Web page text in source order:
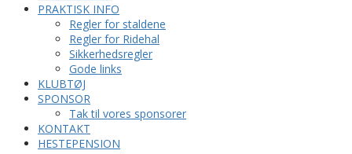
PRAKTISK INFO
Regler for staldene
Regler for Ridehal
Sikkerhedsregler
Gode links
KLUBTØJ
SPONSOR
Tak til vores sponsorer
KONTAKT
HESTEPENSION